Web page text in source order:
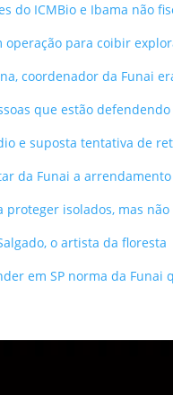
do ICMBio e Ibama não
operação para coibir
coordenador da Funai
que estão
e suposta tentativa de
da Funai a
isolados, mas
o artista da floresta
em SP norma da